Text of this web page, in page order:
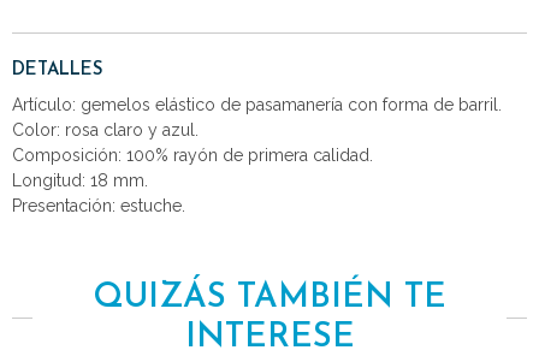
DETALLES
Artículo: gemelos elástico de pasamanería con forma de barril.
Color: rosa claro y azul.
Composición: 100% rayón de primera calidad.
Longitud: 18 mm.
Presentación: estuche.
QUIZÁS TAMBIÉN TE
INTERESE